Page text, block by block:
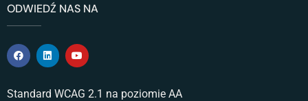
ODWIEDŹ NAS NA
Standard WCAG 2.1 na poziomie AA